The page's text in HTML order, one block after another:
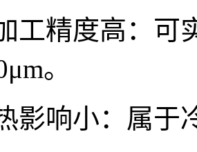
度高：可实
。
小：属于冷